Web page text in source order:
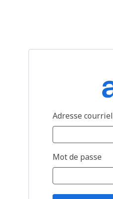
Adresse courriel
Mot de passe